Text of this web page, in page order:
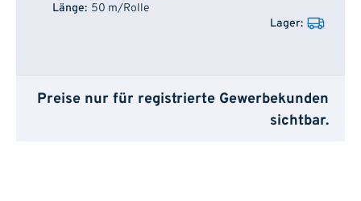
50 m/Rolle
Preise nur für registrierte Gewerbekunden
sichtbar.